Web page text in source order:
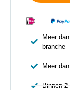
Meer dan
branche
Meer dan
Binnen 2